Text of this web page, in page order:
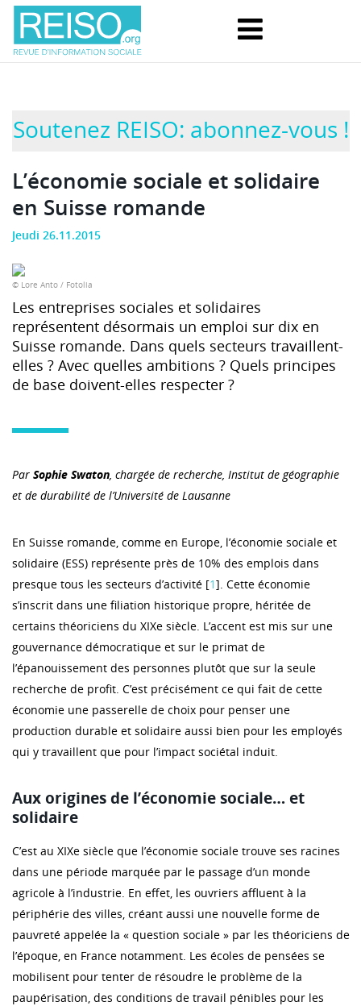
Soutenez REISO: abonnez-vous !
L’économie sociale et solidaire
en Suisse romande
Jeudi 26.11.2015
© Lore Anto / Fotolia
Les entreprises sociales et solidaires
représentent désormais un emploi sur dix en
Suisse romande. Dans quels secteurs travaillent-
elles ? Avec quelles ambitions ? Quels principes
de base doivent-elles respecter ?
Par Sophie Swaton, chargée de recherche, Institut de géographie
et de durabilité de l’Université de Lausanne
En Suisse romande, comme en Europe, l’économie sociale et
solidaire (ESS) représente près de 10% des emplois dans
presque tous les secteurs d’activité [1]. Cette économie
s’inscrit dans une filiation historique propre, héritée de
certains théoriciens du XIXe siècle. L’accent est mis sur une
gouvernance démocratique et sur le primat de
l’épanouissement des personnes plutôt que sur la seule
recherche de profit. C’est précisément ce qui fait de cette
économie une passerelle de choix pour penser une
production durable et solidaire aussi bien pour les employés
qui y travaillent que pour l’impact sociétal induit.
Aux origines de l’économie sociale… et
solidaire
C’est au XIXe siècle que l’économie sociale trouve ses racines
dans une période marquée par le passage d’un monde
agricole à l’industrie. En effet, les ouvriers affluent à la
périphérie des villes, créant aussi une nouvelle forme de
pauvreté appelée la « question sociale » par les théoriciens de
l’époque, en France notamment. Les écoles de pensées se
mobilisent pour tenter de résoudre le problème de la
paupérisation, des conditions de travail pénibles pour les